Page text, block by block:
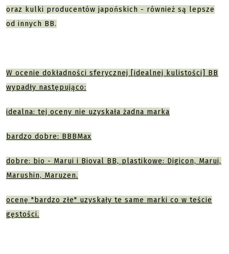
oraz kulki producentów japońskich - również są lepsze
od innych BB.
W ocenie dokładności sferycznej [idealnej kulistości] BB
wypadły następująco:
idealna: tej oceny nie uzyskała żadna marka
bardzo dobre: BBBMax
dobre: bio - Marui i Bioval BB, plastikowe: Digicon, Marui,
Marushin, Maruzen.
ocenę "bardzo złe" uzyskały te same marki co w teście
gęstości.